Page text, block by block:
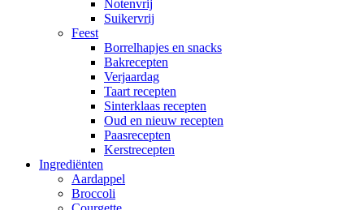
Notenvrij
Suikervrij
Feest
Borrelhapjes en snacks
Bakrecepten
Verjaardag
Taart recepten
Sinterklaas recepten
Oud en nieuw recepten
Paasrecepten
Kerstrecepten
Ingrediënten
Aardappel
Broccoli